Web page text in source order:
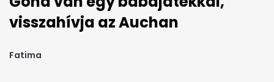
visszahívja az Auchan
Fatima